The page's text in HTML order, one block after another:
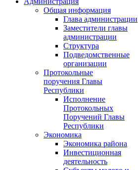
Общая информация
Глава администрации
Заместители главы
администрации
Структура
Подведомственные
организации
Протокольные
поручения Главы
Республики
Исполнение
Протокольных
Поручений Главы
Республики
Экономика
Экономика района
Инвестиционная
деятельность